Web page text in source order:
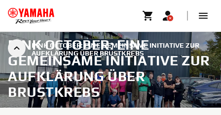
PINK OCTOBER: EINE GEMEINSAME INITIATIVE ZUR
AUFKLÄRUNG ÜBER BRUSTKREBS
PINK OCTOBER: EINE
GEMEINSAME INITIATIVE ZUR
AUFKLÄRUNG ÜBER
BRUSTKREBS